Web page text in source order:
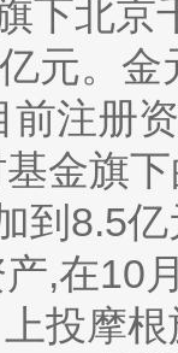
下北京
元。
注册
金旗
到8.5
,在10
投摩